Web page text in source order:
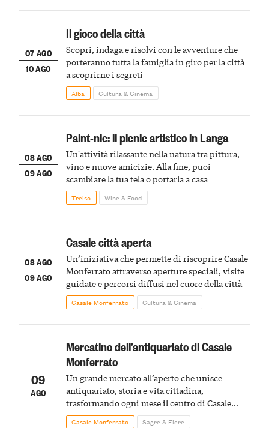
07 AGO
10 AGO
Il gioco della città
Scopri, indaga e risolvi con le avventure che
porteranno tutta la famiglia in giro per la città
a scoprirne i segreti
Alba Cultura & Cinema
08 AGO
09 AGO
Paint-nic: il picnic artistico in Langa
Un'attività rilassante nella natura tra pittura,
vino e nuove amicizie. Alla fine, puoi
scambiare la tua tela o portarla a casa
Treiso Wine & Food
08 AGO
09 AGO
Casale città aperta
Un’iniziativa che permette di riscoprire Casale
Monferrato attraverso aperture speciali, visite
guidate e percorsi diffusi nel cuore della città
Casale Monferrato Cultura & Cinema
09
AGO
Mercatino dell’antiquariato di Casale
Monferrato
Un grande mercato all’aperto che unisce
antiquariato, storia e vita cittadina,
trasformando ogni mese il centro di Casale
Monferrato in un luogo di scoperta e racconto
Casale Monferrato Sagre & Fiere